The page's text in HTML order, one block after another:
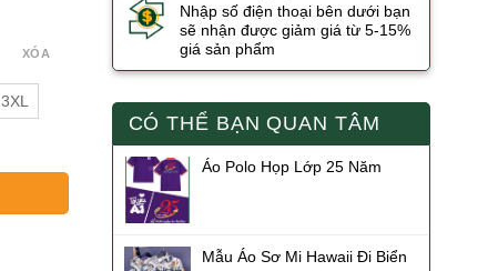
3XL
XÓA
Nhập số điện thoại bên dưới bạn
sẽ nhận được giảm giá từ 5-15%
giá sản phẩm
CÓ THỂ BẠN QUAN TÂM
Áo Polo Họp Lớp 25 Năm
Mẫu Áo Sơ Mi Hawaii Đi Biển